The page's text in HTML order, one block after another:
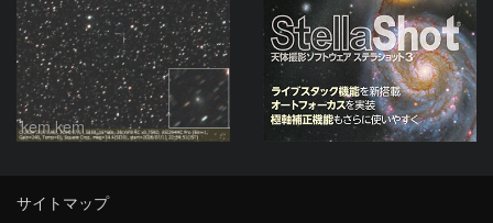
kem.kem
サイトマップ